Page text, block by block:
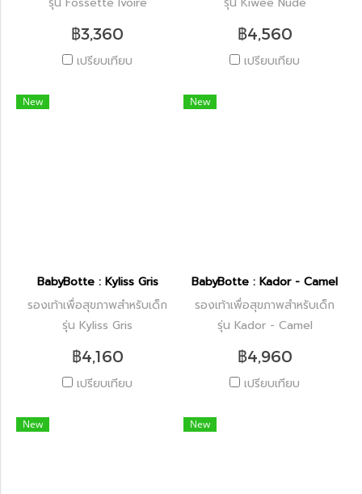
฿3,360
เปรียบเทียบ
฿4,560
เปรียบเทียบ
New
BabyBotte : Kyliss Gris
รองเท้าเพื่อสุขภาพสำหรับเด็ก
รุ่น Kyliss Gris
฿4,160
เปรียบเทียบ
New
BabyBotte : Kador - Camel
รองเท้าเพื่อสุขภาพสำหรับเด็ก
รุ่น Kador - Camel
฿4,960
เปรียบเทียบ
New New